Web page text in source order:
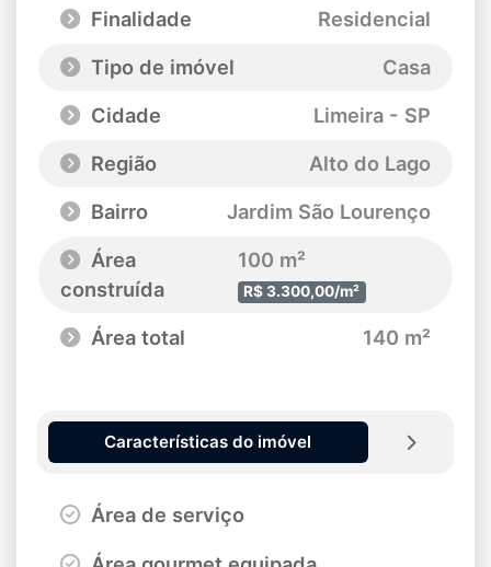
Finalidade
Residencial
Tipo de imóvel
Casa
Cidade
Limeira - SP
Região
Alto do Lago
Bairro
Jardim São Lourenço
Área
construída
100 m²
R$ 3.300,00/m²
Área total 140 m²
Características do imóvel
Área de serviço